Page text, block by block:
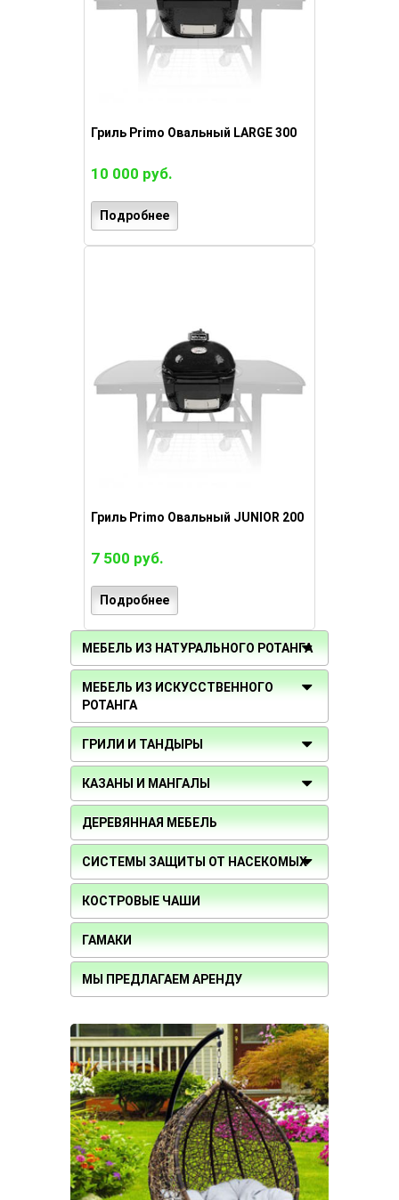
Гриль Primo Овальный LARGE 300
10 000 руб.
Подробнее
Гриль Primo Овальный JUNIOR 200
7 500 руб.
Подробнее
МЕБЕЛЬ ИЗ НАТУРАЛЬНОГО РОТАНГА
МЕБЕЛЬ ИЗ ИСКУССТВЕННОГО
РОТАНГА
ГРИЛИ И ТАНДЫРЫ
КАЗАНЫ И МАНГАЛЫ
ДЕРЕВЯННАЯ МЕБЕЛЬ
СИСТЕМЫ ЗАЩИТЫ ОТ НАСЕКОМЫХ
КОСТРОВЫЕ ЧАШИ
ГАМАКИ
МЫ ПРЕДЛАГАЕМ АРЕНДУ